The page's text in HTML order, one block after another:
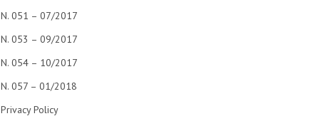
N. 051 – 07/2017
N. 053 – 09/2017
N. 054 – 10/2017
N. 057 – 01/2018
Privacy Policy